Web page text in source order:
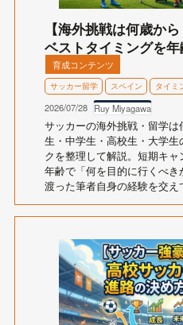
【海外挑戦は何歳か
ベストタイミングを
育成コンテンツ
サッカー留学 スペイン タイミ
2026/07/28 Ruy Miyagawa
サッカーの海外挑戦・留学
生・中学生・高校生・大学
クを整理して解説。短期キ
年齢で「何を目的に行くべ
渡った筆者自身の経験を交え